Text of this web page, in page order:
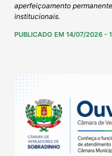
aperfeiçoamento
institucionais.
PUBLICADO EM 14/07/2026 -